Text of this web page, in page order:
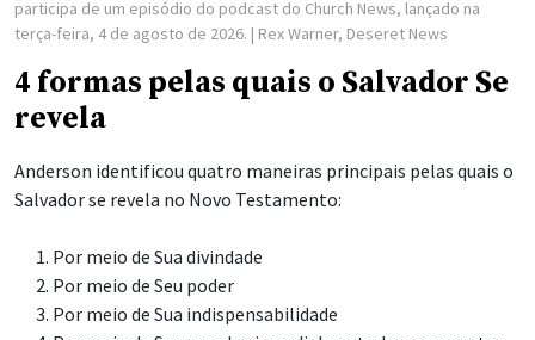
disse que é importante que as pessoas acreditem que Cristo
tem o poder de realizar milagres.
Por exemplo, o homem no tanque de Betesda (verJoão 5:2-
16) diz, essencialmente, que não pode ser curado. Em
curado, e então ordena que ele se levante, pegue sua cama e
ande.
“Com o poder do Salvador, coisas que são ‘não posso’ se
tornam coisas que ‘farei’ ou ‘não farei’”, disse Anderson. “E
isso nos dá a oportunidade de exercer a fé até o ponto da